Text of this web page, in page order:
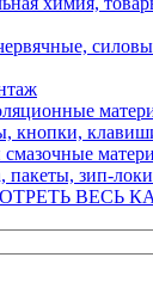
кнопки,
пакеты, зип-
ВЕСЬ